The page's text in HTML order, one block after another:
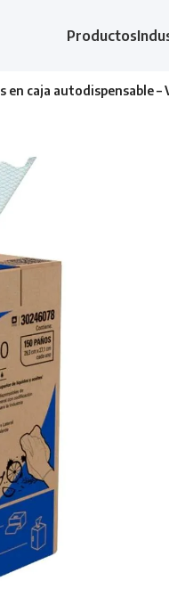
Productos
en caja autodispensable –